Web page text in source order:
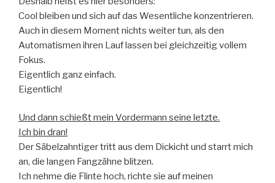
Cool bleiben und sich auf das Wesentliche konzentrieren.
Auch in diesem Moment nichts weiter tun, als den
Automatismen ihren Lauf lassen bei gleichzeitig vollem
Fokus.
Eigentlich ganz einfach.
Eigentlich!
Und dann schießt mein Vordermann seine letzte.
Ich bin dran!
Der Säbelzahntiger tritt aus dem Dickicht und starrt mich
an, die langen Fangzähne blitzen.
Ich nehme die Flinte hoch, richte sie auf meinen